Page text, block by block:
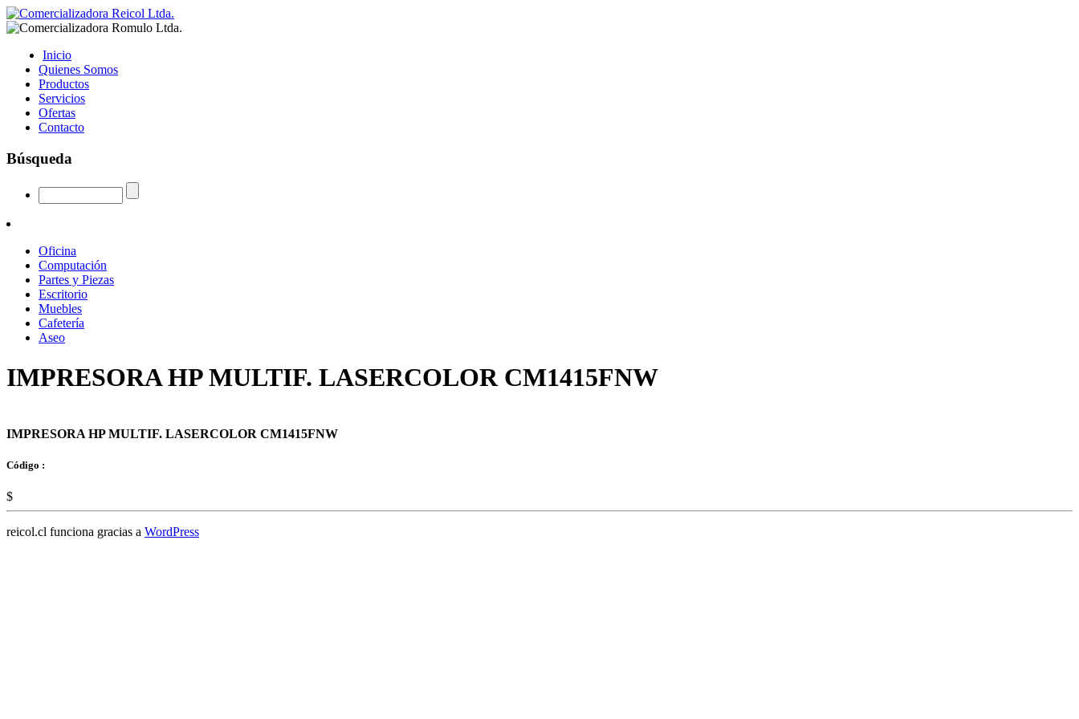
Inicio
Quienes Somos
Productos
Servicios
Ofertas
Contacto
Búsqueda
Oficina
Computación
Partes y Piezas
Escritorio
Muebles
Cafetería
Aseo
IMPRESORA HP MULTIF. LASERCOLOR CM1415FNW
IMPRESORA HP MULTIF. LASERCOLOR CM1415FNW
Código :
$
reicol.cl funciona gracias a WordPress